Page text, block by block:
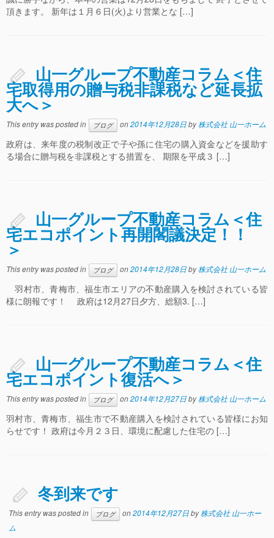
頂きます。 新年は１月６日(火)より営業とな […]
山一グループ不動産コラム＜住
宅取得用の贈与税非課税など延長拡
大へ＞
This entry was posted in ブログ on2014年12月28日by株式会社 山一ホーム
政府は、来年度の税制改正で子や孫に住宅の購入資金などを援助す
る場合に贈与税を非課税とする措置を、 期限を平成３ […]
山一グループ不動産コラム＜住
宅エコポイント再開閣議決定！！
＞
This entry was posted in ブログ on2014年12月28日by株式会社 山一ホーム
羽村市、青梅市、福生市エリアの不動産購入を検討されている皆
様に朗報です！ 政府は12月27日夕方、総額3. […]
山一グループ不動産コラム＜住
宅エコポイント復活へ＞
This entry was posted in ブログ on2014年12月27日by株式会社 山一ホーム
羽村市、青梅市、福生市で不動産購入を検討されている皆様にお知
らせです！ 政府は今月２３日、環境に配慮した住宅の […]
冬到来です
This entry was posted in ブログ on2014年12月27日by株式会社 山一ホー
ム